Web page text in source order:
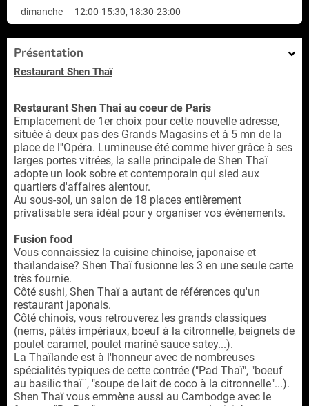
dimanche
12:00-15:30, 18:30-23:00
Présentation
Restaurant Shen Thaï
Restaurant Shen Thai au coeur de Paris
Emplacement de 1er choix pour cette nouvelle adresse,
située à deux pas des Grands Magasins et à 5 mn de la
place de l''Opéra. Lumineuse été comme hiver grâce à ses
larges portes vitrées, la salle principale de Shen Thaï
adopte un look sobre et contemporain qui sied aux
quartiers d'affaires alentour.
Au sous-sol, un salon de 18 places entièrement
privatisable sera idéal pour y organiser vos évènements.
Fusion food
Vous connaissiez la cuisine chinoise, japonaise et
thaïlandaise? Shen Thaï fusionne les 3 en une seule carte
très fournie.
Côté sushi, Shen Thaï a autant de références qu'un
restaurant japonais.
Côté chinois, vous retrouverez les grands classiques
(nems, pâtés impériaux, boeuf à la citronnelle, beignets de
poulet caramel, poulet mariné sauce satey...).
La Thaïlande est à l'honneur avec de nombreuses
spécialités typiques de cette contrée ("Pad Thaï", "boeuf
au basilic thaï¨, "soupe de lait de coco à la citronnelle"...).
Shen Thaï vous emmène aussi au Cambodge avec le